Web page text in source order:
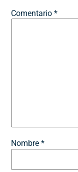
Comentario*
Nombre*